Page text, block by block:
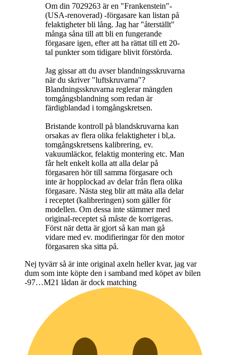
Om din 7029263 är en "Frankenstein"-
(USA-renoverad) -förgasare kan listan på
felaktigheter bli lång. Jag har "återställt"
många såna till att bli en fungerande
förgasare igen, efter att ha rättat till ett 20-
tal punkter som tidigare blivit förstörda.
Jag gissar att du avser blandningsskruvarna
när du skriver "luftskruvarna"?
Blandningsskruvarna reglerar mängden
tomgångsblandning som redan är
färdigblandad i tomgångskretsen.
Bristande kontroll på blandskruvarna kan
orsakas av flera olika felaktigheter i bl,a.
tomgångskretsens kalibrering, ev.
vakuumläckor, felaktig montering etc. Man
får helt enkelt kolla att alla delar på
förgasaren hör till samma förgasare och
inte är hopplockad av delar från flera olika
förgasare. Nästa steg blir att mäta alla delar
i receptet (kalibreringen) som gäller för
modellen. Om dessa inte stämmer med
original-receptet så måste de korrigeras.
Först när detta är gjort så kan man gå
vidare med ev. modifieringar för den motor
förgasaren ska sitta på.
Nej tyvärr så är inte original axeln heller kvar, jag var
dum som inte köpte den i samband med köpet av bilen
-97…M21 lådan är dock matching